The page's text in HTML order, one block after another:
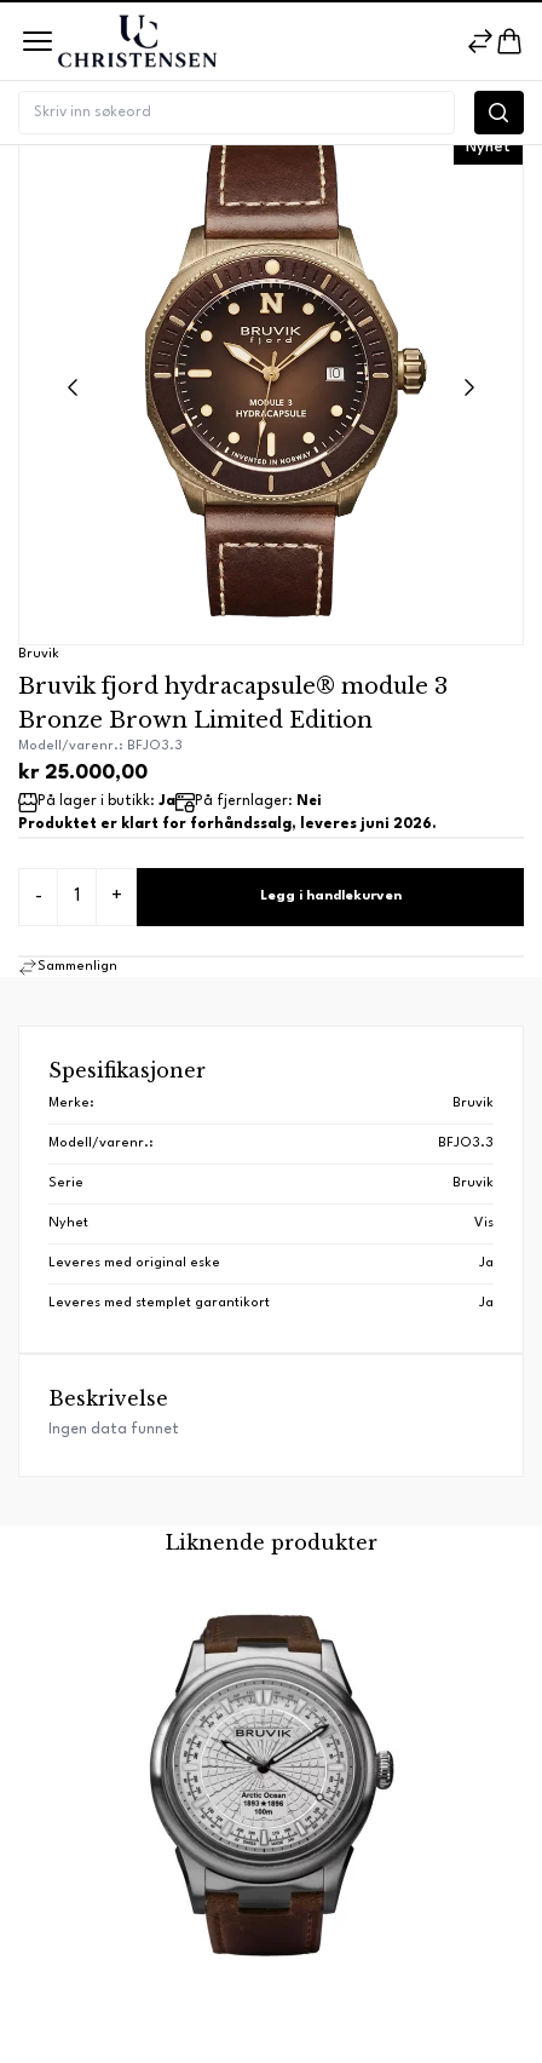
Nyhet
Bruvik
Bruvik fjord hydracapsule® module 3
Bronze Brown Limited Edition
Modell/varenr.: BFJO3.3
kr 25.000,00
På lager i butikk: Ja På fjernlager: Nei
Produktet er klart for forhåndssalg, leveres juni 2026.
- + Legg i handlekurven
Sammenlign
Beskrivelse
Ingen data funnet
Spesifikasjoner
Merke: Bruvik
Modell/varenr.: BFJO3.3
Serie Bruvik
Nyhet Vis
Leveres med original eske Ja
Leveres med stemplet garantikort Ja
Liknende produkter